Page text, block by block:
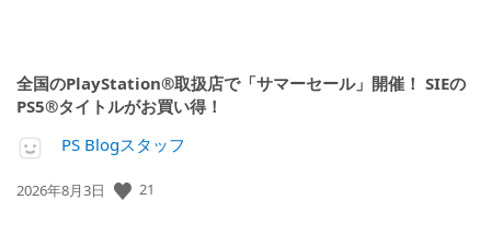
全国のPlayStation®取扱店で「サマーセール」開催！ SIEの
PS5®タイトルがお買い得！
PS Blogスタッフ
公
2026年8月3日 21